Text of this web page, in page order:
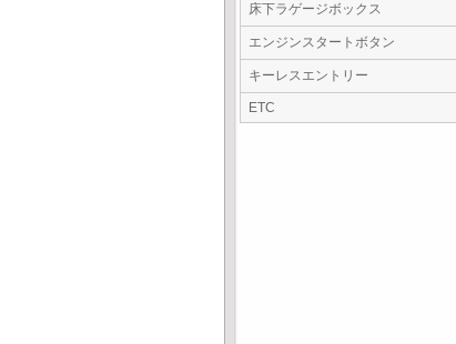
床下ラゲージボックス
エンジンスタートボタン
キーレスエントリー
ETC